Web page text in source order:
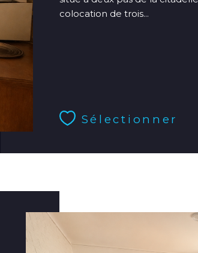
colocation de trois...
Sélectionner